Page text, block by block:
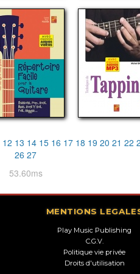
12 13 14 15 16 17 18 19 20 21 22
26 27
53.60ms
MENTIONS
Play Music Publishing
C.G.V.
Politique vie privée
Droits d'utilisation